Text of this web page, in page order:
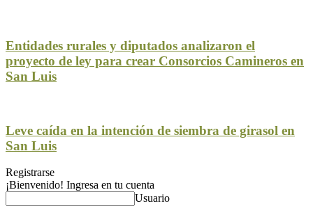
Entidades rurales y diputados analizaron el
proyecto de ley para crear Consorcios Camineros en
San Luis
Leve caída en la intención de siembra de girasol en
San Luis
Registrarse
¡Bienvenido! Ingresa en tu cuenta
Usuario